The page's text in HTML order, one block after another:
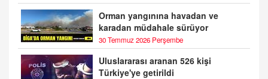
Orman yangınına havadan ve
karadan müdahale sürüyor
30 Temmuz 2026 Perşembe
Uluslararası aranan 526 kişi
Türkiye'ye getirildi